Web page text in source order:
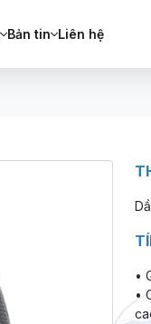
Bản tin Liên hệ
•
•